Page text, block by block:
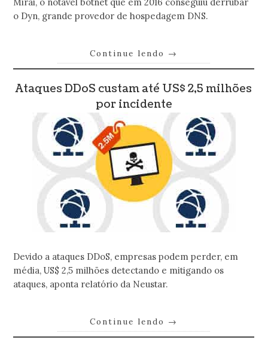
o Dyn, grande provedor de hospedagem DNS.
Continue lendo →
Ataques DDoS custam até US$ 2,5 milhões
por incidente
Devido a ataques DDoS, empresas podem perder, em
média, US$ 2,5 milhões detectando e mitigando os
ataques, aponta relatório da Neustar.
Continue lendo →